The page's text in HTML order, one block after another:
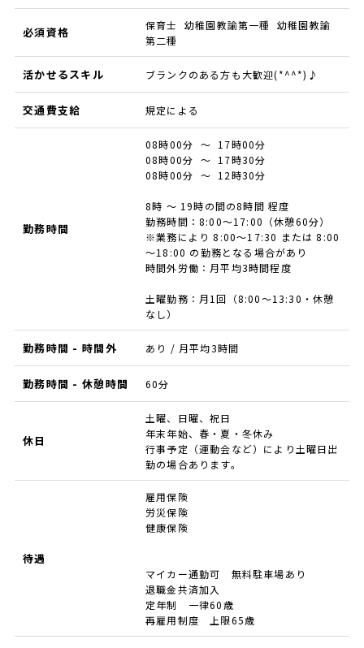
必須資格
保育士 幼稚園教諭第一種 幼稚園教諭
第二種
活かせるスキル ブランクのある方も大歓迎(*^^*)♪
交通費支給 規定による
勤務時間
08時00分 ～ 17時00分
08時00分 ～ 17時30分
08時00分 ～ 12時30分
8時 ～ 19時の間の8時間 程度
勤務時間：8:00～17:00（休憩60分）
※業務により 8:00～17:30 または 8:00
～18:00 の勤務となる場合があり
時間外労働：月平均3時間程度
土曜勤務：月1回（8:00～13:30・休憩
なし）
勤務時間 - 時間外 あり / 月平均3時間
勤務時間 - 休憩時間 60分
休日
土曜、日曜、祝日
年末年始、春・夏・冬休み
行事予定（運動会など）により土曜日出
勤の場合あります。
待遇
雇用保険
労災保険
健康保険
マイカー通勤可 無料駐車場あり
退職金共済加入
定年制 一律60歳
再雇用制度 上限65歳